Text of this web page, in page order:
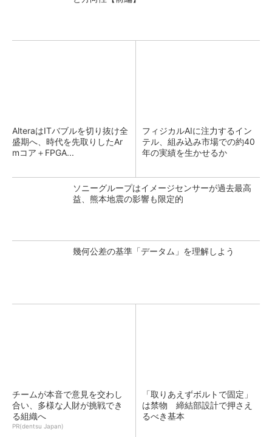
AlteraはITバブルを切り抜け全
盛期へ、時代を先取りしたAr
mコア＋FPGA...
フィジカルAIに注力するイン
テル、組み込み市場での約40
年の実績を生かせるか
ソニーグループはイメージセンサーが過去最高
益、熊本地震の影響も限定的
幾何公差の基準「データム」を理解しよう
チームが本音で意見を交わし
合い、多様な人財が挑戦でき
る組織へ
PR(dentsu Japan)
「取りあえずボルトで固定」
は禁物 締結部設計で押さえ
るべき基本